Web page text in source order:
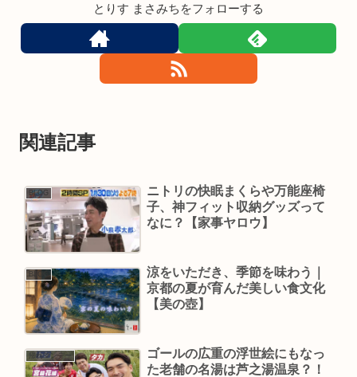
とりす まさみちをフォローする
関連記事
BLOG
ニトリの快眠まくらや万能座椅
子、神フィット収納グッズって
なに？【家事ヤロウ】
BLOG
涼をいただき、季節を味わう｜
京都の夏が育んだ美しい食文化
【美の壺】
帰れマンデー
ゴールの広重の浮世絵にもなっ
た老舗の名湯は芦之湯温泉？！